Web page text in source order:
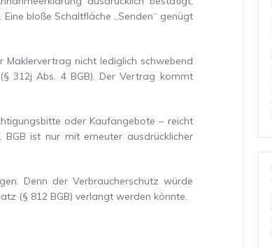
bloße Schaltfläche „Senden“ genügt
nicht lediglich schwebend
312j Abs. 4 BGB). Der Vertrag kommt
oder Kaufangebote – reicht
ist nur mit erneuter ausdrücklicher
Denn der Verbraucherschutz würde
(§ 812 BGB) verlangt werden könnte.